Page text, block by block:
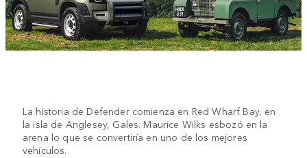
La historia de Defender comienza en Red Wharf Bay, en
la isla de Anglesey, Gales. Maurice Wilks esbozó en la
arena lo que se convertiría en uno de los mejores
vehículos.